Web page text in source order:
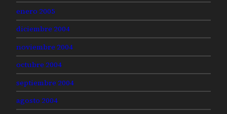
enero 2005
diciembre 2004
noviembre 2004
octubre 2004
septiembre 2004
agosto 2004